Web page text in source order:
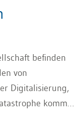
befinden
von
Digitalisierung,
kommt